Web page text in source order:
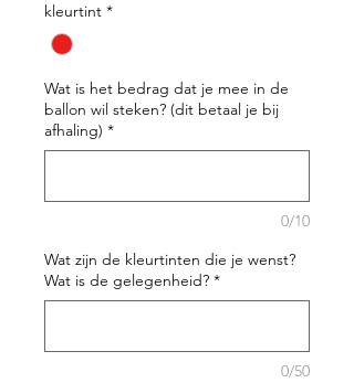
kleurtint *
Wat is het bedrag dat je mee in de
ballon wil steken? (dit betaal je bij
afhaling) *
0/10
Wat zijn de kleurtinten die je wenst?
Wat is de gelegenheid? *
0/50